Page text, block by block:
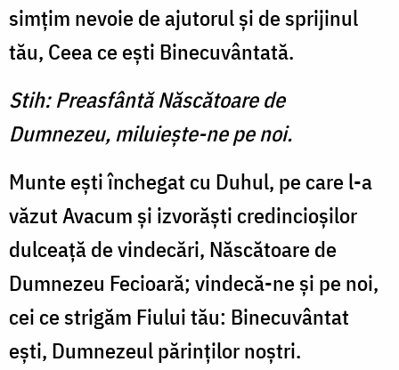
simţim nevoie de ajutorul şi de sprijinul
tău, Ceea ce eşti Binecuvântată.
Stih: Preasfântă Născătoare de
Dumnezeu, miluieşte-ne pe noi.
Munte eşti închegat cu Du­hul, pe care l-a
văzut Avacum şi izvorăşti credincioşilor
dul­ceaţă de vindecări, Născătoare de
Dumnezeu Fecioară; vindecă-ne şi pe noi,
cei ce strigăm Fiului tău: Binecuvântat
eşti, Dumnezeul părinţilor noştri.